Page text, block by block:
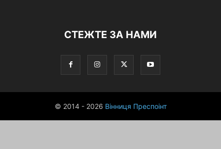
СТЕЖТЕ ЗА НАМИ
© 2014 - 2026 Вінниця Преспоінт